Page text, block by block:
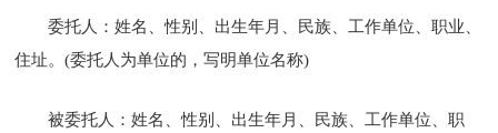
委托人：姓名、性别、出生年月、民族、工作单位、职业、
住址。(委托人为单位的，写明单位名称)
被委托人：姓名、性别、出生年月、民族、工作单位、职